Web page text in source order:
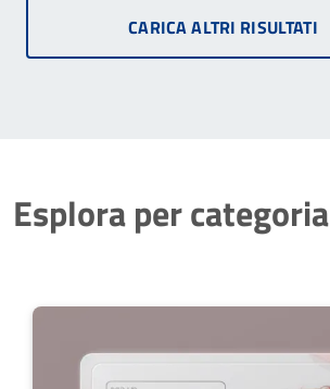
CARICA ALTRI RISULTATI
Esplora per categoria